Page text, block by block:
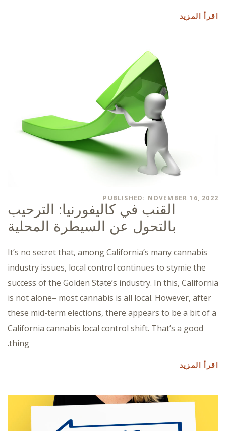
اقرأ المزيد
PUBLISHED: NOVEMBER 16, 2022
القنب في كاليفورنيا: الترحيب
بالتحول عن السيطرة المحلية
It’s no secret that, among California’s many cannabis
industry issues, local control continues to stymie the
success of the Golden State’s industry. In this, California
is not alone– most cannabis is all local. However, after
these mid-term elections, there appears to be a bit of a
California cannabis local control shift. That’s a good
thing.
اقرأ المزيد